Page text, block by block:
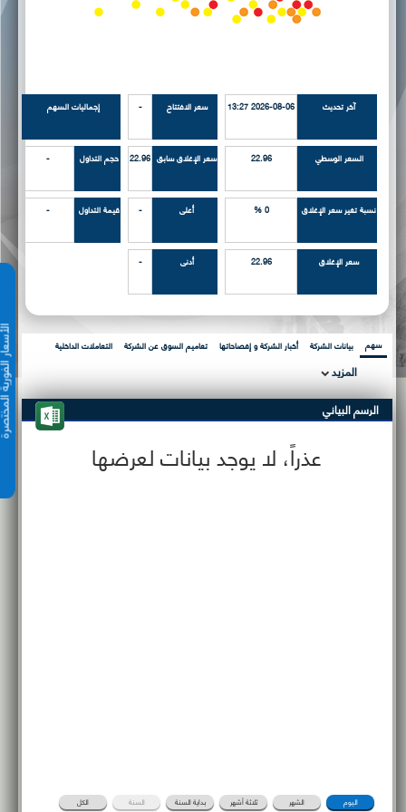
الأسعار
آخر تحديث 2026-08-06 13:27
السعر الوسطي 22.96
نسبة تغير سعر الإغلاق 0 %
سعر الإغلاق 22.96
سعر الافتتاح -
سعر الإغلاق سابق 22.96
أعلى -
أدنى -
إجماليات السهم
حجم التداول -
قيمة التداول -
سهم بيانات الشركة أخبار الشركة و إفصاحاتها تعاميم السوق عن الشركة التعاملات الداخلية
المزيد
الرسم البياني
عذراً، لا يوجد بيانات لعرضها
اليوم الشهر ثلاثة أشهر بداية السنة السنة
الكل